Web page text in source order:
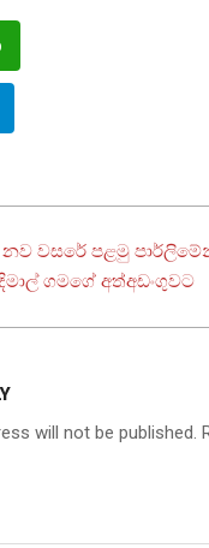
නව වසරේ පළමු
ගමගේ අත්අඩංගුවට
will not be published.